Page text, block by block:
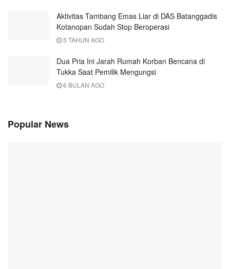
Aktivitas Tambang Emas Liar di DAS Batanggadis
Kotanopan Sudah Stop Beroperasi
5 TAHUN AGO
Dua Pria Ini Jarah Rumah Korban Bencana di
Tukka Saat Pemilik Mengungsi
6 BULAN AGO
Popular News